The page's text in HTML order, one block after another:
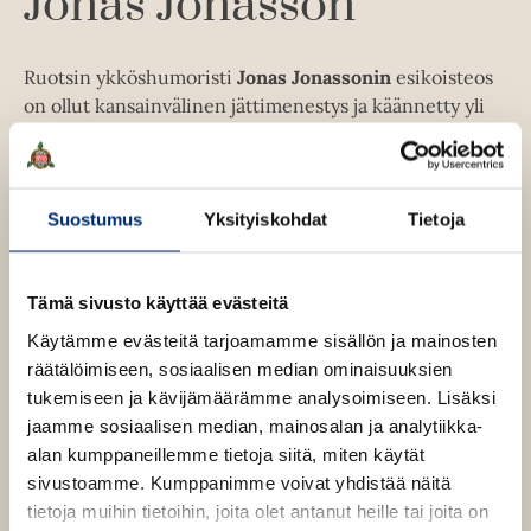
Suostumus Yksityiskohdat Tietoja
Tämä sivusto käyttää evästeitä
Käytämme evästeitä tarjoamamme sisällön ja mainosten
räätälöimiseen, sosiaalisen median ominaisuuksien
tukemiseen ja kävijämäärämme analysoimiseen. Lisäksi
jaamme sosiaalisen median, mainosalan ja analytiikka-
alan kumppaneillemme tietoja siitä, miten käytät
sivustoamme. Kumppanimme voivat yhdistää näitä
tietoja muihin tietoihin, joita olet antanut heille tai joita on
u
a
a
u
e
ä
l
i
l
e
h
t
Ruotsin ykköshumoristi Jonas Jonassonin esikoisteos
on ollut kansainvälinen jättimenestys ja käännetty yli
Pitkätossu, Nalle Puh ja Arto Paasilinna"
, Jonasson
o
n
a
s
J
o
n
a
s
s
o
n